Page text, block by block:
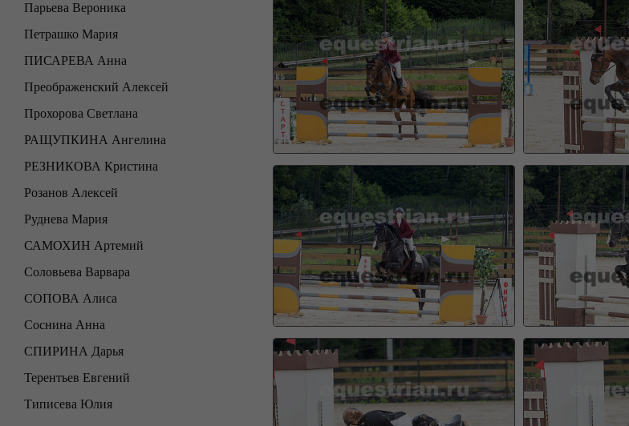
Парьева Вероника
Петрашко Мария
ПИСАРЕВА Анна
Преображенский Алексей
Прохорова Светлана
РАЩУПКИНА Ангелина
РЕЗНИКОВА Кристина
Розанов Алексей
Руднева Мария
САМОХИН Артемий
Соловьева Варвара
СОПОВА Алиса
Соснина Анна
СПИРИНА Дарья
Терентьев Евгений
Типисева Юлия